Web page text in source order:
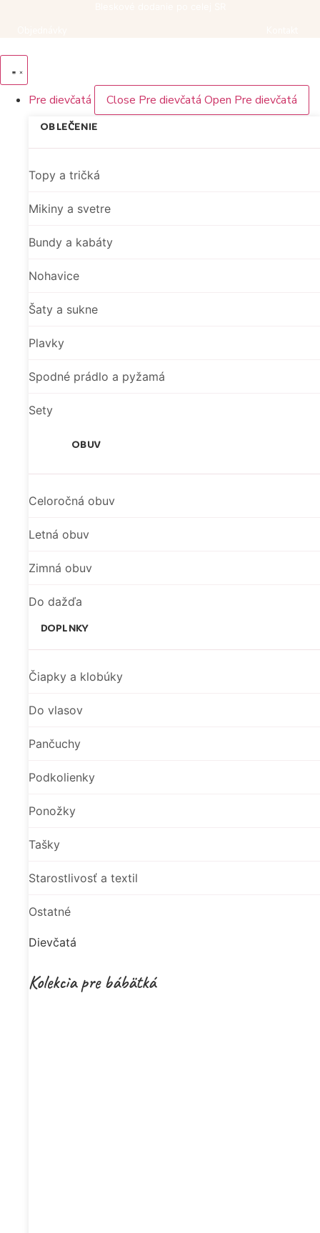
Pre dievčatá Close Pre dievčatá Open Pre dievčatá
OBLEČENIE
Topy a tričká
Mikiny a svetre
Bundy a kabáty
Nohavice
Šaty a sukne
Plavky
Spodné prádlo a pyžamá
Sety
OBUV
Celoročná obuv
Letná obuv
Zimná obuv
Do dažďa
DOPLNKY
Čiapky a klobúky
Do vlasov
Pančuchy
Podkolienky
Ponožky
Tašky
Starostlivosť a textil
Ostatné
Dievčatá
Kolekcia pre bábätká